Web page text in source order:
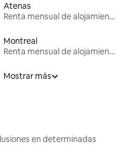
Atenas
Renta mensual de alojamientos
Montreal
Renta mensual de alojamientos
Mostrar más
en determinadas